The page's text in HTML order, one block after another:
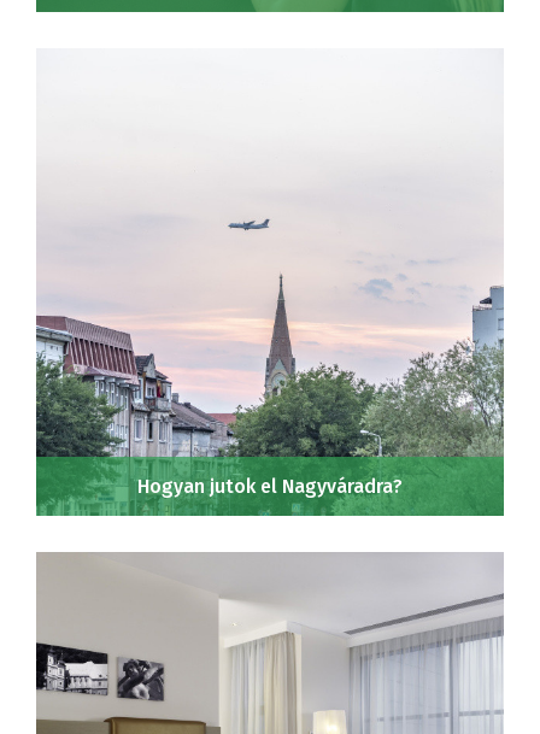
Hogyan jutok el Nagyváradra?